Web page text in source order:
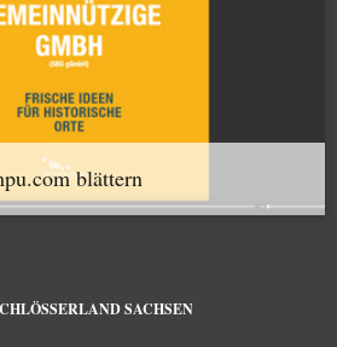
blättern
SACHSEN